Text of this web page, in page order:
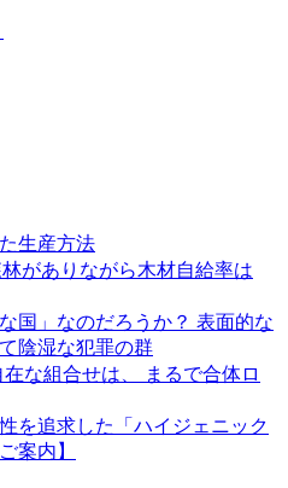
生産方法
林がありながら木材自給率は
国」なのだろうか？ 表面的な
陰湿な犯罪の群
在な組合せは、 まるで合体ロ
を追求した「ハイジェニック
案内】